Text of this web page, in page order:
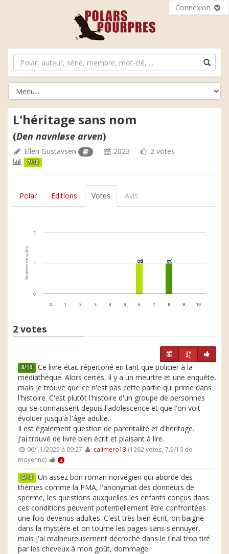
Connexion
L'héritage sans nom
(Den navnløse arven)
Ellen Gustavsen 2023 2 votes
7/10
Polar Editions Votes Avis
Nombre de votes 1
1 1
1
0 1 2 3 4 5 6 7 8 9 10
0
1
2
2 votes
8/10 Ce livre était répertorié en tant que policier à la
médiathèque. Alors certes, il y a un meurtre et une enquête,
mais je trouve que ce n'est pas cette partie qui prime dans
l'histoire. C'est plutôt l'histoire d'un groupe de personnes
qui se connaissent depuis l'adolescence et que l'on voit
évoluer jusqu'à l'âge adulte.
Il est également question de parentalité et d'héritage.
J'ai trouvé de livre bien écrit et plaisant à lire.
06/11/2025 à 09:27 calimero13 (1262 votes, 7.5/10 de
moyenne)
2
6/10 Un assez bon roman norvégien qui aborde des
thèmes comme la PMA, l'anonymat des donneurs de
sperme, les questions auxquelles les enfants conçus dans
ces conditions peuvent potentiellement être confrontées
une fois devenus adultes. C'est très bien écrit, on baigne
dans la mystère et on tourne les pages sans s'ennuyer,
mais j'ai malheureusement décroché dans le final trop tiré
par les cheveux à mon goût, dommage.